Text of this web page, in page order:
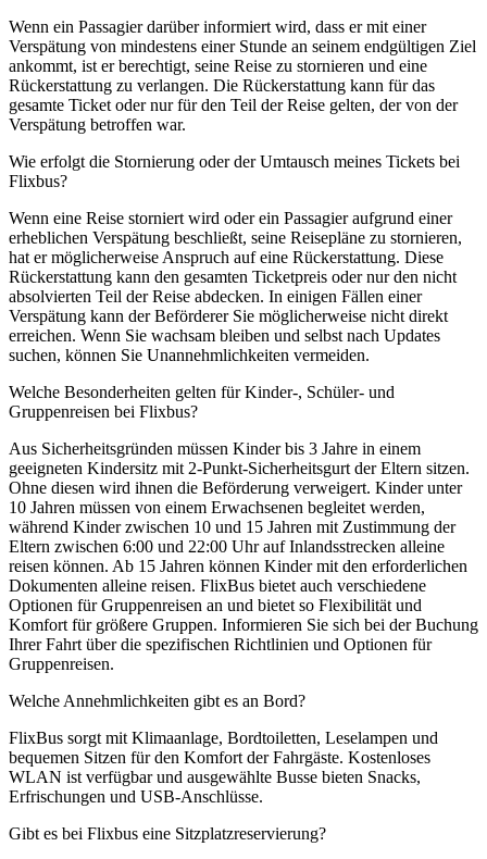
Wenn ein Passagier darüber informiert wird, dass er mit einer
Verspätung von mindestens einer Stunde an seinem endgültigen Ziel
ankommt, ist er berechtigt, seine Reise zu stornieren und eine
Rückerstattung zu verlangen. Die Rückerstattung kann für das
gesamte Ticket oder nur für den Teil der Reise gelten, der von der
Verspätung betroffen war.
Wie erfolgt die Stornierung oder der Umtausch meines Tickets bei
Flixbus?
Wenn eine Reise storniert wird oder ein Passagier aufgrund einer
erheblichen Verspätung beschließt, seine Reisepläne zu stornieren,
hat er möglicherweise Anspruch auf eine Rückerstattung. Diese
Rückerstattung kann den gesamten Ticketpreis oder nur den nicht
absolvierten Teil der Reise abdecken. In einigen Fällen einer
Verspätung kann der Beförderer Sie möglicherweise nicht direkt
erreichen. Wenn Sie wachsam bleiben und selbst nach Updates
suchen, können Sie Unannehmlichkeiten vermeiden.
Welche Besonderheiten gelten für Kinder-, Schüler- und
Gruppenreisen bei Flixbus?
Aus Sicherheitsgründen müssen Kinder bis 3 Jahre in einem
geeigneten Kindersitz mit 2-Punkt-Sicherheitsgurt der Eltern sitzen.
Ohne diesen wird ihnen die Beförderung verweigert. Kinder unter
10 Jahren müssen von einem Erwachsenen begleitet werden,
während Kinder zwischen 10 und 15 Jahren mit Zustimmung der
Eltern zwischen 6:00 und 22:00 Uhr auf Inlandsstrecken alleine
reisen können. Ab 15 Jahren können Kinder mit den erforderlichen
Dokumenten alleine reisen. FlixBus bietet auch verschiedene
Optionen für Gruppenreisen an und bietet so Flexibilität und
Komfort für größere Gruppen. Informieren Sie sich bei der Buchung
Ihrer Fahrt über die spezifischen Richtlinien und Optionen für
Gruppenreisen.
Welche Annehmlichkeiten gibt es an Bord?
FlixBus sorgt mit Klimaanlage, Bordtoiletten, Leselampen und
bequemen Sitzen für den Komfort der Fahrgäste. Kostenloses
WLAN ist verfügbar und ausgewählte Busse bieten Snacks,
Erfrischungen und USB-Anschlüsse.
Gibt es bei Flixbus eine Sitzplatzreservierung?